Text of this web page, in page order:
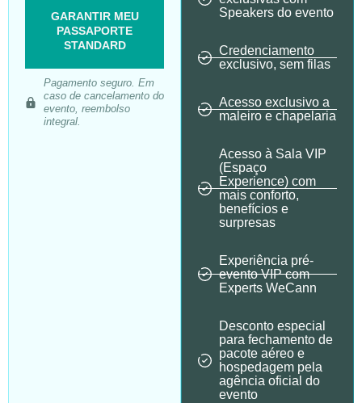
GARANTIR MEU
PASSAPORTE
STANDARD
Pagamento seguro. Em
caso de cancelamento do
evento, reembolso
integral.
Speakers do evento
Credenciamento
exclusivo, sem filas
Acesso exclusivo a
maleiro e chapelaria
Acesso à Sala VIP
(Espaço
Experience) com
mais conforto,
benefícios e
surpresas
Experiência pré-
evento VIP com
Experts WeCann
Desconto especial
para fechamento de
pacote aéreo e
hospedagem pela
agência oficial do
evento